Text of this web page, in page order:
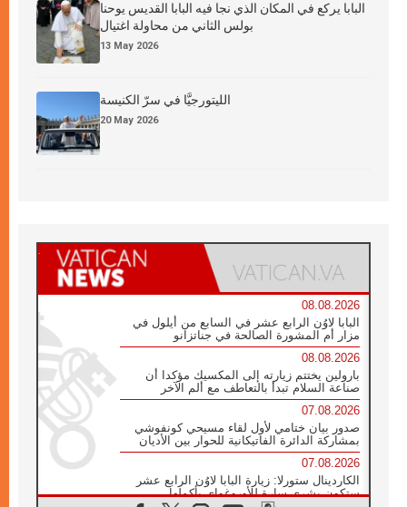
البابا يركع في المكان الذي نجا فيه البابا القديس يوحنا
بولس الثاني من محاولة اغتيال
13 May 2026
الليتورجيَّا في سرّ الكنيسة
20 May 2026
08.08.2026
البابا لاوُن الرابع عشر في السابع من أيلول في
مزار أم المشورة الصالحة في جناتزانو
08.08.2026
بارولين يختتم زيارته إلى المكسيك مؤكدا أن
صناعة السلام تبدأ بالتعاطف مع ألم الآخر
07.08.2026
صدور بيان ختامي لأول لقاء مسيحي كونفوشي
بمشاركة الدائرة الفاتيكانية للحوار بين الأديان
07.08.2026
الكاردينال ستورلا: زيارة البابا لاوُن الرابع عشر
ستكون بشرى سارة للأوروغواي بأكملها